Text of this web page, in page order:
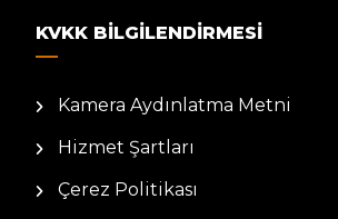
KVKK BILGILENDIRMESI
Kamera Aydınlatma Metni
Hizmet Şartları
Çerez Politikası